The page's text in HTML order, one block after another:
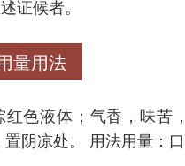
证候者。
量用法
色液体；气香，味苦
阴凉处。 用法用量：